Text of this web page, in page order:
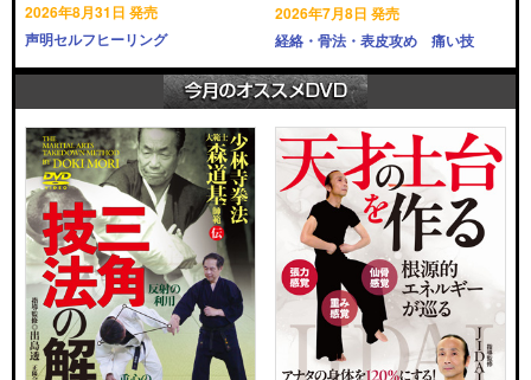
2026年8月31日 発売
声明セルフヒーリング
2026年7月8日 発売
経絡・骨法・表皮攻め 痛い技